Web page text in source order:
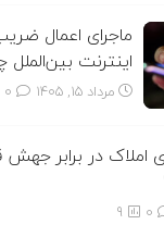
اینترنت
مرداد ۱۵, ۱۴۰۵
املاک در برابر
9